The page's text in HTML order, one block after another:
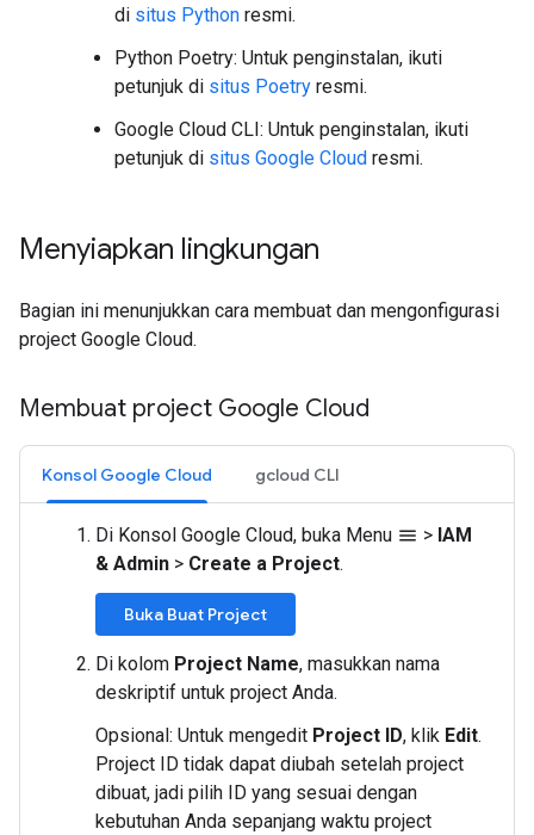
di situs Python resmi.
Python Poetry: Untuk penginstalan, ikuti
petunjuk di situs Poetry resmi.
Google Cloud CLI: Untuk penginstalan, ikuti
petunjuk di situs Google Cloud resmi.
Menyiapkan lingkungan
Bagian ini menunjukkan cara membuat dan mengonfigurasi
project Google Cloud.
Membuat project Google Cloud
Konsol Google Cloud gcloud CLI
Di Konsol Google Cloud, buka Menu menu > IAM
& Admin > Create a Project.
Buka Buat Project
Di kolom Project Name, masukkan nama
deskriptif untuk project Anda.
Opsional: Untuk mengedit Project ID, klik Edit.
Project ID tidak dapat diubah setelah project
dibuat, jadi pilih ID yang sesuai dengan
kebutuhan Anda sepanjang waktu project